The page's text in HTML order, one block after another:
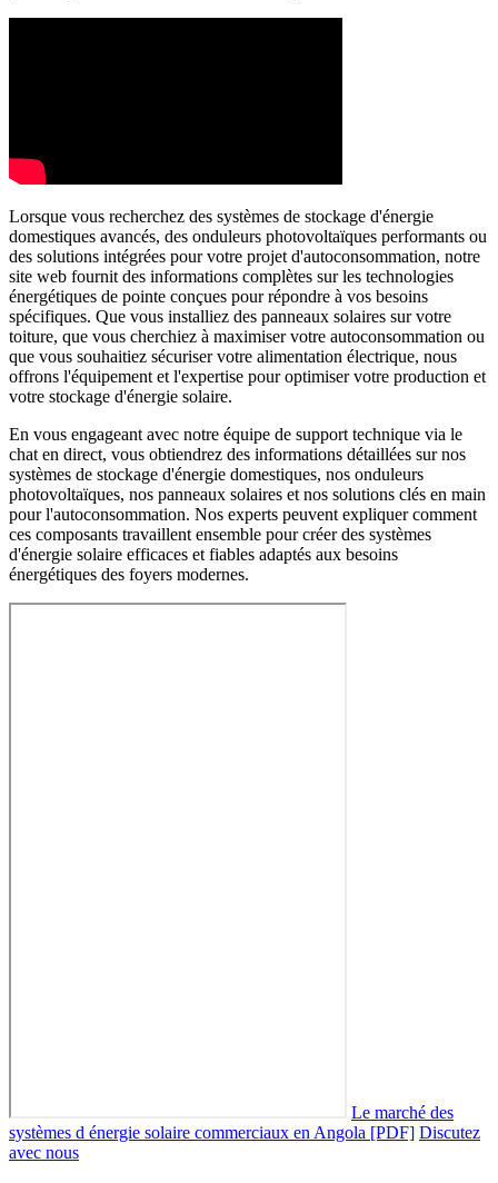
Lorsque vous recherchez des systèmes de stockage d'énergie
domestiques avancés, des onduleurs photovoltaïques performants ou
des solutions intégrées pour votre projet d'autoconsommation, notre
site web fournit des informations complètes sur les technologies
énergétiques de pointe conçues pour répondre à vos besoins
spécifiques. Que vous installiez des panneaux solaires sur votre
toiture, que vous cherchiez à maximiser votre autoconsommation ou
que vous souhaitiez sécuriser votre alimentation électrique, nous
offrons l'équipement et l'expertise pour optimiser votre production et
votre stockage d'énergie solaire.
En vous engageant avec notre équipe de support technique via le
chat en direct, vous obtiendrez des informations détaillées sur nos
systèmes de stockage d'énergie domestiques, nos onduleurs
photovoltaïques, nos panneaux solaires et nos solutions clés en main
pour l'autoconsommation. Nos experts peuvent expliquer comment
ces composants travaillent ensemble pour créer des systèmes
d'énergie solaire efficaces et fiables adaptés aux besoins
énergétiques des foyers modernes.
Le marché des
systèmes d énergie solaire commerciaux en Angola [PDF] Discutez
avec nous